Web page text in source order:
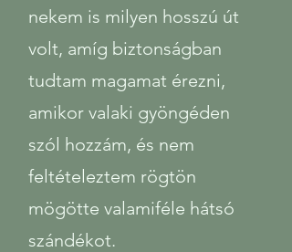
nekem is milyen hosszú út
volt, amíg biztonságban
tudtam magamat érezni,
amikor valaki gyöngéden
szól hozzám, és nem
feltételeztem rögtön
mögötte valamiféle hátsó
szándékot.